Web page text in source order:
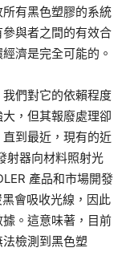
有黑色塑膠的系統
與者之間的有效合
濟是完全可能的。
們對它的依賴程度
，但其報廢處理卻
到最近，現有的近
射器向材料照射光
產品和市場開發
會吸收光線，因此
。這意味著，目前
檢測到黑色塑